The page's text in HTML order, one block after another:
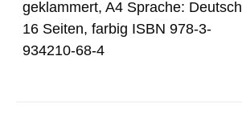
geklammert, A4 Sprache: Deutsch
16 Seiten, farbig ISBN 978-3-
934210-68-4